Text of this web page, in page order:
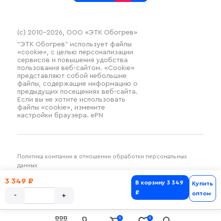
0 0
3 349 ₽ В корзину3 349
₽
Купить
оптом
(c) 2010–2026, ООО «ЭТК Обогрев»
“ЭТК Обогрев” использует файлы
«cookie», с целью персонализации
сервисов и повышения удобства
пользования веб-сайтом. «Cookie»
представляют собой небольшие
файлы, содержащие информацию о
предыдущих посещениях веб-сайта.
Если вы не хотите использовать
файлы «cookie», измените
настройки браузера. ePN
Политика компании в отношении обработки персональных
данных